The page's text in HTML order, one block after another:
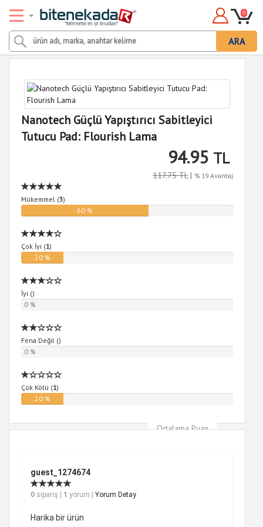
ARA
0
Nanotech Güçlü Yapıştırıcı Sabitleyici
Tutucu Pad: Flourish Lama
94.95 TL
117.75 TL| % 19 Avantaj
Mükemmel (3)
60 %
Çok İyi (1)
20 %
İyi ()
0 %
Fena Değil ()
0 %
Çok Kötü (1)
20 %
Ortalama Puan
guest_1274674
0 sipariş | 1 yorum | Yorum Detay
Harika bir ürün